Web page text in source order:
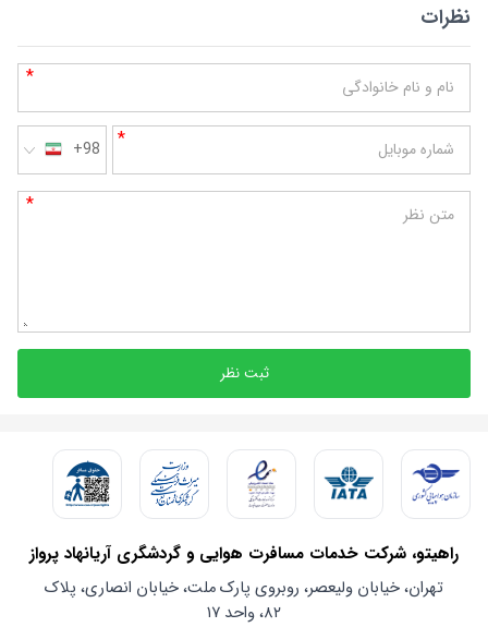
نظرات
نام و نام خانوادگی *
+98 شماره موبایل *
متن نظر *
ثبت نظر
راهیتو، شرکت خدمات مسافرت هوایی و گردشگری آریانهاد پرواز
تهران، خیابان ولیعصر، روبروی پارک ملت، خیابان انصاری، پلاک
۸۲، واحد ۱۷